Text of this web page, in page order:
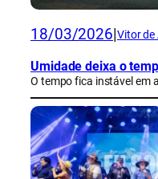
18/03/2026 Vitor de
Umidade deixa o
O tempo fica instável em